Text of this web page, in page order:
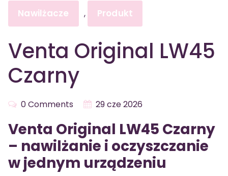
Nawilżacze , Produkt
Venta Original LW45
Czarny
0 Comments 29 cze 2026
Venta Original LW45 Czarny
– nawilżanie i oczyszczanie
w jednym urządzeniu